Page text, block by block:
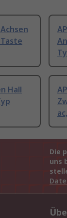
Hall
Die
uns